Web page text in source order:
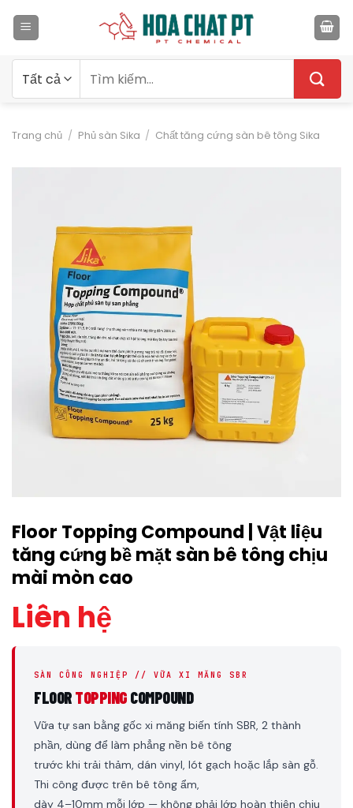
qua
kiếm:
Trang chủ / Phủ sàn Sika / Chất tăng cứng sàn bê tông Sika
Floor Topping Compound | Vật liệu
tăng cứng bề mặt sàn bê tông chịu
mài mòn cao
Liên hệ
SÀN CÔNG NGHIỆP // VỮA XI MĂNG SBR
FLOOR TOPPING COMPOUND
Vữa tự san bằng gốc xi măng biến tính SBR, 2 thành
phần, dùng để làm phẳng nền bê tông
trước khi trải thảm, dán vinyl, lót gạch hoặc lắp sàn gỗ.
Thi công được trên bê tông ẩm,
dày 4–10mm mỗi lớp — không phải lớp hoàn thiện chịu